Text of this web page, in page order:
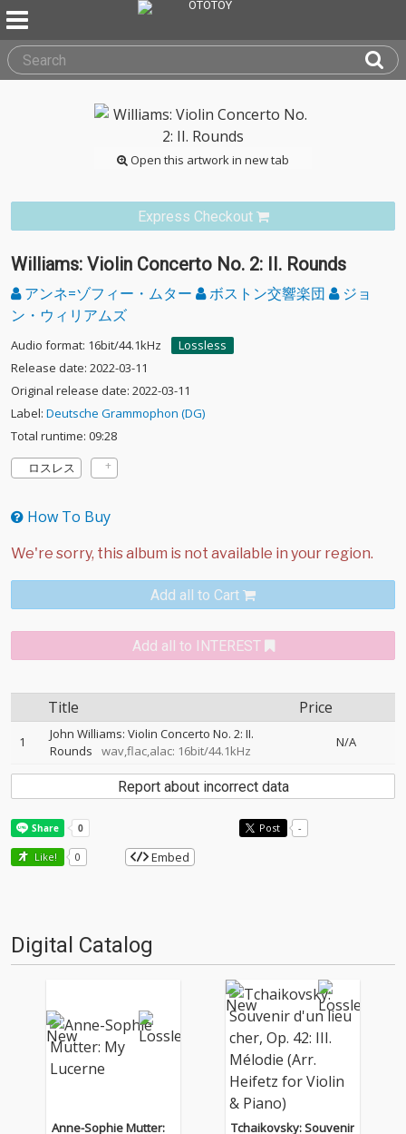
Open this artwork in new tab
Express Checkout
Williams: Violin Concerto No. 2: II. Rounds
アンネ=ゾフィー・ムター ボストン交響楽団
ジョ
ン・ウィリアムズ
Audio format: 16bit/44.1kHz
Lossless
Release date: 2022-03-11
Original release date: 2022-03-11
Label: Deutsche Grammophon (DG)
Total runtime: 09:28
ロスレス
How To Buy
Add all to Cart
Add all to INTEREST
Title Price
1
John Williams: Violin Concerto No. 2: II.
Rounds
wav,flac,alac: 16bit/44.1kHz
N/A
Report about incorrect data
Post -
Like! 0 Embed
Digital Catalog
Anne-Sophie Mutter:
Tchaikovsky: Souvenir